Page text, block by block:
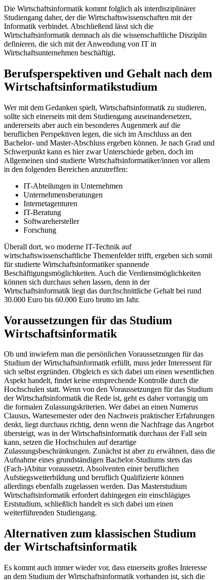
Die Wirtschaftsinformatik kommt folglich als interdisziplinärer
Studiengang daher, der die Wirtschaftswissenschaften mit der
Informatik verbindet. Abschließend lässt sich die
Wirtschaftsinformatik demnach als die wissenschaftliche Disziplin
definieren, die sich mit der Anwendung von IT in
Wirtschaftsunternehmen beschäftigt.
Berufsperspektiven und Gehalt nach dem
Wirtschaftsinformatikstudium
Wer mit dem Gedanken spielt, Wirtschaftsinformatik zu studieren,
sollte sich einerseits mit dem Studiengang auseinandersetzen,
andererseits aber auch ein besonderes Augenmerk auf die
beruflichen Perspektiven legen, die sich im Anschluss an den
Bachelor- und Master-Abschluss ergeben können. Je nach Grad und
Schwerpunkt kann es hier zwar Unterschiede geben, doch im
Allgemeinen sind studierte Wirtschaftsinformatiker/innen vor allem
in den folgenden Bereichen anzutreffen:
IT-Abteilungen in Unternehmen
Unternehmensberatungen
Internetagenturen
IT-Beratung
Softwarehersteller
Forschung
Überall dort, wo moderne IT-Technik auf
wirtschaftswissenschaftliche Themenfelder trifft, ergeben sich somit
für studierte Wirtschaftsinformatiker spannende
Beschäftigungsmöglichkeiten. Auch die Verdienstmöglichkeiten
können sich durchaus sehen lassen, denn in der
Wirtschaftsinformatik liegt das durchschnittliche Gehalt bei rund
30.000 Euro bis 60.000 Euro brutto im Jahr.
Voraussetzungen für das Studium
Wirtschaftsinformatik
Ob und inwiefern man die persönlichen Voraussetzungen für das
Studium der Wirtschaftsinformatik erfüllt, muss jeder Interessent für
sich selbst ergründen. Obgleich es sich dabei um einen wesentlichen
Aspekt handelt, findet keine entsprechende Kontrolle durch die
Hochschulen statt. Wenn von den Voraussetzungen für das Studium
der Wirtschaftsinformatik die Rede ist, geht es daher vorrangig um
die formalen Zulassungskriterien. Wer dabei an einen Numerus
Clausus, Wartesemester oder den Nachweis praktischer Erfahrungen
denkt, liegt durchaus richtig, denn wenn die Nachfrage das Angebot
übersteigt, was in der Wirtschaftsinformatik durchaus der Fall sein
kann, setzen die Hochschulen auf derartige
Zulassungsbeschränkungen. Zunächst ist aber zu erwähnen, dass die
Aufnahme eines grundständigen Bachelor-Studiums stets das
(Fach-)Abitur voraussetzt. Absolventen einer beruflichen
Aufstiegsweiterbildung und beruflich Qualifizierte können
allerdings ebenfalls zugelassen werden. Das Masterstudium
Wirtschaftsinformatik erfordert dahingegen ein einschlägiges
Erststudium, schließlich handelt es sich dabei um einen
weiterführenden Studiengang.
Alternativen zum klassischen Studium
der Wirtschaftsinformatik
Es kommt auch immer wieder vor, dass einerseits großes Interesse
an dem Studium der Wirtschaftsinformatik vorhanden ist, sich die